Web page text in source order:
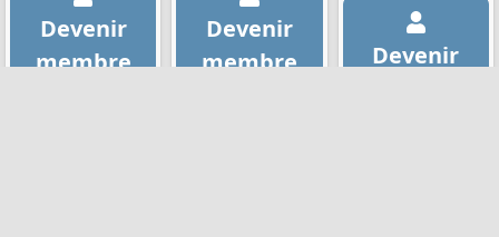
Devenir
membre
Devenir
membre
Devenir